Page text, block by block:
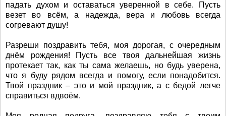
падать духом и оставаться уверенной в себе. Пусть
везет во всём, а надежда, вера и любовь всегда
согревают душу!
Разреши поздравить тебя, моя дорогая, с очередным
днём рождения! Пусть все твоя дальнейшая жизнь
протекает так, как ты сама желаешь, но будь уверена,
что я буду рядом всегда и помогу, если понадобится.
Твой праздник – это и мой праздник, а с бедой легче
справиться вдвоём.